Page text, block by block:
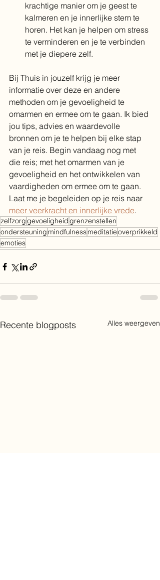
krachtige manier om je geest te
kalmeren en je innerlijke stem te
horen. Het kan je helpen om stress
te verminderen en je te verbinden
met je diepere zelf.
Bij Thuis in jouzelf krijg je meer
informatie over deze en andere
methoden om je gevoeligheid te
omarmen en ermee om te gaan. Ik bied
jou tips, advies en waardevolle
bronnen om je te helpen bij elke stap
van je reis. Begin vandaag nog met
die reis; met het omarmen van je
gevoeligheid en het ontwikkelen van
vaardigheden om ermee om te gaan.
Laat me je begeleiden op je reis naar
meer veerkracht en innerlijke vrede.
zelfzorggevoeligheidgrenzenstellen
ondersteuningmindfulnessmeditatieoverprikkeld
emoties
Recente blogposts Alles weergeven